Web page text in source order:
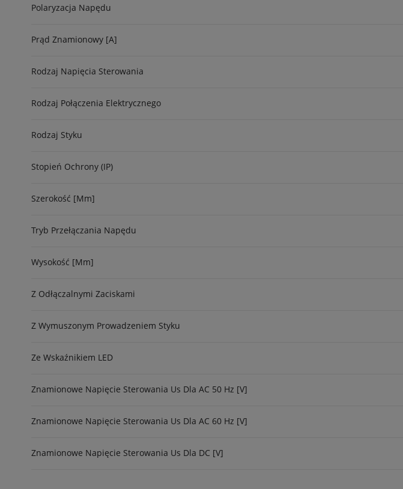
Polaryzacja Napędu
Prąd Znamionowy [A]
Rodzaj Napięcia Sterowania
Rodzaj Połączenia Elektrycznego
Rodzaj Styku
Stopień Ochrony (IP)
Szerokość [mm]
Tryb Przełączania Napędu
Wysokość [mm]
Z Odłączalnymi Zaciskami
Z Wymuszonym Prowadzeniem Styku
Ze Wskaźnikiem LED
Znamionowe Napięcie Sterowania Us Dla AC 50 Hz [V]
Znamionowe Napięcie Sterowania Us Dla AC 60 Hz [V]
Znamionowe Napięcie Sterowania Us Dla DC [V]